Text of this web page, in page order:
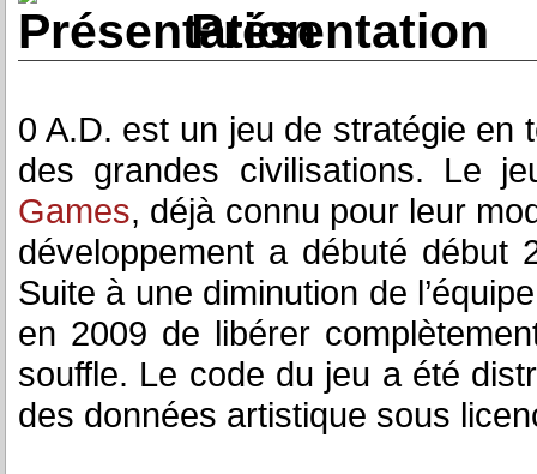
Présentation
0 A.D. est un jeu de stratégie en
des grandes civilisations. Le
Games, déjà connu pour leur
développement a débuté début
Suite à une diminution de
en 2009 de libérer
souffle. Le code du jeu a été
des données artistique sous